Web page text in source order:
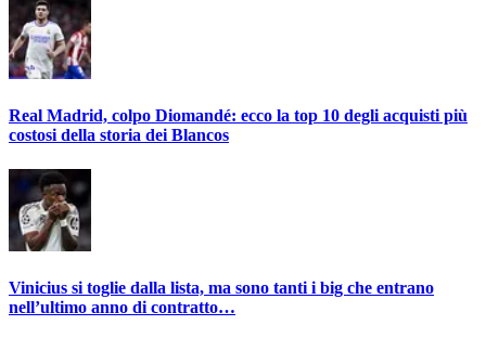
Real Madrid, colpo Diomandé: ecco la top 10 degli acquisti più
costosi della storia dei Blancos
Vinicius si toglie dalla lista, ma sono tanti i big che entrano
nell’ultimo anno di contratto…